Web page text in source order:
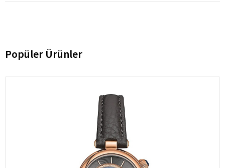
Popüler Ürünler